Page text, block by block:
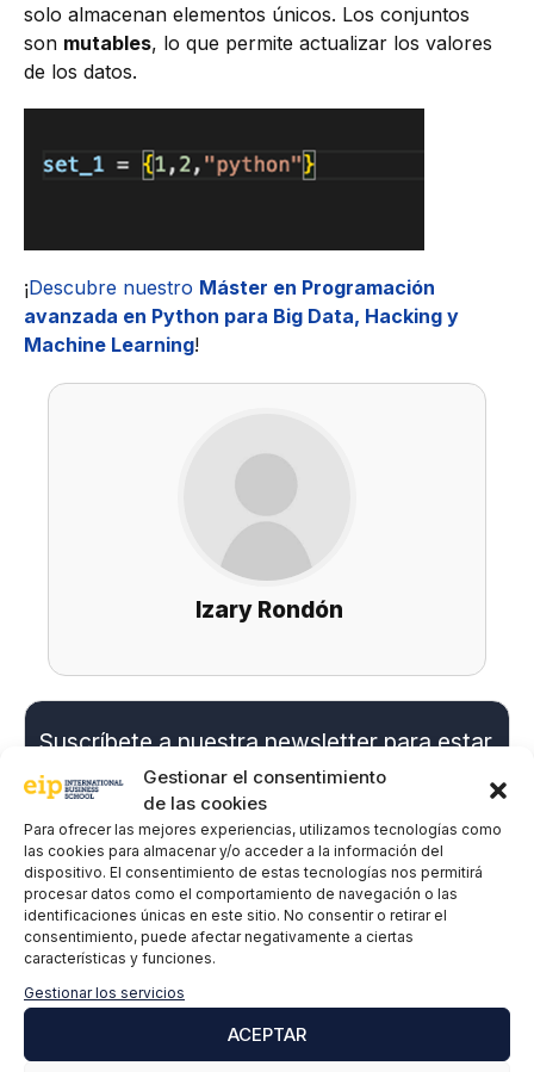
Gestionar el consentimiento
de las cookies
Para ofrecer las mejores experiencias, utilizamos tecnologías como
las cookies para almacenar y/o acceder a la información del
dispositivo. El consentimiento de estas tecnologías nos permitirá
procesar datos como el comportamiento de navegación o las
identificaciones únicas en este sitio. No consentir o retirar el
consentimiento, puede afectar negativamente a ciertas
características y funciones.
Gestionar los servicios
ACEPTAR
solo almacenan elementos únicos. Los conjuntos
son mutables, lo que permite actualizar los valores
de los datos.
¡Descubre nuestro Máster en Programación
avanzada en Python para Big Data, Hacking y
Machine Learning!
Izary Rondón
Suscríbete a nuestra newsletter para estar
al día de todas las novedades
Nombre y apellidos*
Correo electrónico*
*Doy mi consentimiento expreso y acepto la